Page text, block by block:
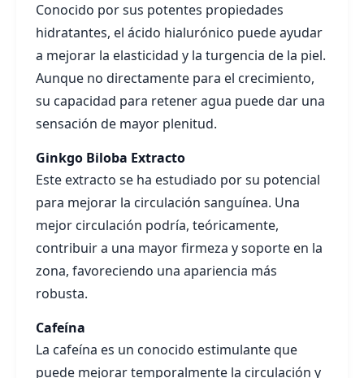
Conocido por sus potentes propiedades
hidratantes, el ácido hialurónico puede ayudar
a mejorar la elasticidad y la turgencia de la piel.
Aunque no directamente para el crecimiento,
su capacidad para retener agua puede dar una
sensación de mayor plenitud.
Ginkgo Biloba Extracto
Este extracto se ha estudiado por su potencial
para mejorar la circulación sanguínea. Una
mejor circulación podría, teóricamente,
contribuir a una mayor firmeza y soporte en la
zona, favoreciendo una apariencia más
robusta.
Cafeína
La cafeína es un conocido estimulante que
puede mejorar temporalmente la circulación y